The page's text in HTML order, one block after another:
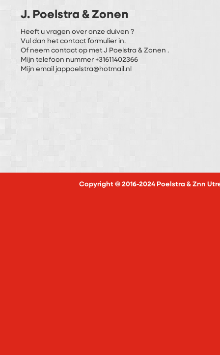
J. Poelstra & Zonen
Heeft u vragen over onze duiven ?
Vul dan het contact formulier in.
Of neem contact op met J Poelstra & Zonen .
Mijn telefoon nummer +31611402366
Mijn email jappoelstra@hotmail.nl
Copyright © 2016-2024 Poelstra & Znn